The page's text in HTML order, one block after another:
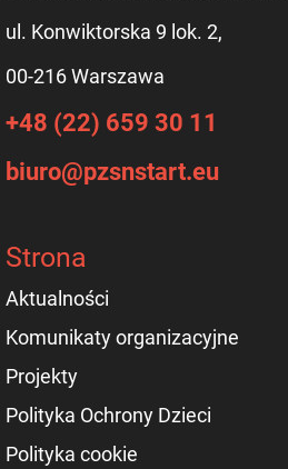
ul. Konwiktorska 9 lok. 2,
00-216 Warszawa
+48 (22) 659 30 11
biuro@pzsnstart.eu
Strona
Aktualności
Komunikaty organizacyjne
Projekty
Polityka Ochrony Dzieci
Polityka cookie